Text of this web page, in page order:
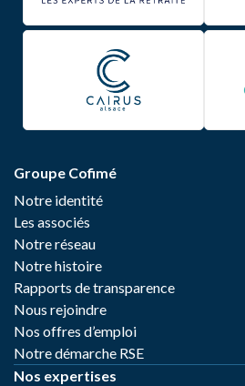
Groupe Cofimé
Notre identité
Les associés
Notre réseau
Notre histoire
Rapports de transparence
Nous rejoindre
Nos offres d’emploi
Notre démarche RSE
Nos expertises